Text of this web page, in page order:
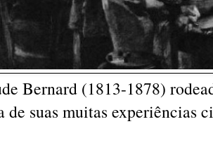
Bernard (1813-1878)
de suas muitas